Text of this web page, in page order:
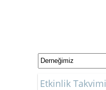
Etkinlik Takvimi